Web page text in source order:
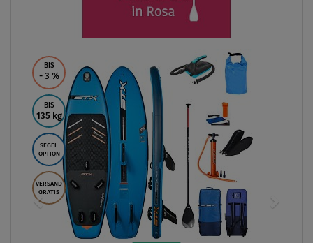
BIS
- 3 %
BIS
135 kg
SEGEL
OPTION
VERSAND
GRATIS